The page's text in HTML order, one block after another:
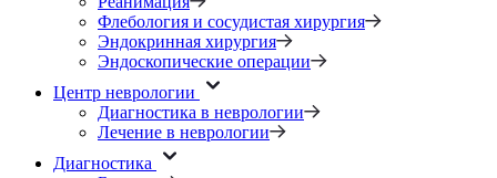
Флебология и сосудистая хирургия
Эндокринная хирургия
Эндоскопические операции
Центр неврологии
Диагностика в неврологии
Лечение в неврологии
Диагностика